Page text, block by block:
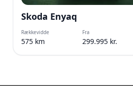
Skoda Enyaq
Rækkevidde
575 km
Fra
299.995 kr.